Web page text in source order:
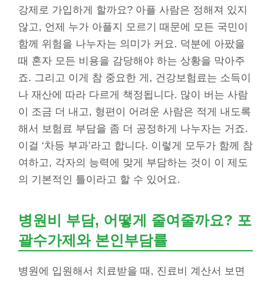
강제로 가입하게 할까요? 아플 사람은 정해져 있지
않고, 언제 누가 아플지 모르기 때문에 모든 국민이
함께 위험을 나누자는 의미가 커요. 덕분에 아팠을
때 혼자 모든 비용을 감당해야 하는 상황을 막아주
죠. 그리고 이게 참 중요한 게, 건강보험료는 소득이
나 재산에 따라 다르게 책정됩니다. 많이 버는 사람
이 조금 더 내고, 형편이 어려운 사람은 적게 내도록
해서 보험료 부담을 좀 더 공정하게 나누자는 거죠.
이걸 ‘차등 부과’라고 합니다. 이렇게 모두가 함께 참
여하고, 각자의 능력에 맞게 부담하는 것이 이 제도
의 기본적인 틀이라고 할 수 있어요.
병원비 부담, 어떻게 줄여줄까요? 포
괄수가제와 본인부담률
병원에 입원해서 치료받을 때, 진료비 계산서 보면